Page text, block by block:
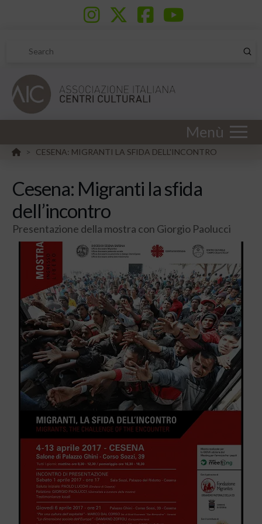
Search
Menù
HOME
> CESENA: MIGRANTI LA SFIDA DELL'INCONTRO
Cesena: Migranti la sfida
dell’incontro
Presentazione della mostra con Giorgio Paolucci